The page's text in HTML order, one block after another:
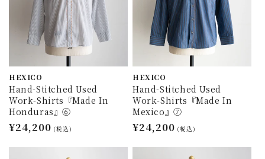
HEXICO
Hand-Stitched Used
Work-Shirts『Made In
Honduras』⑥
通
¥24,200 (税込)
HEXICO
Hand-Stitched Used
Work-Shirts『Made In
Mexico』⑦
通
¥24,200 (税込)